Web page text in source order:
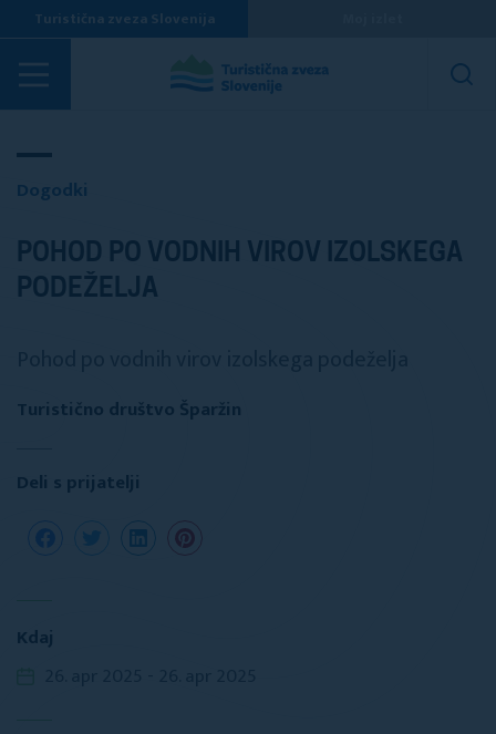
Turistična zveza Slovenija
Dogodki
Dogodki
POHOD PO VODNIH VIROV IZOLSKEGA
PODEŽELJA
Turistično društvo Šparžin
Deli s prijatelji
Kdaj